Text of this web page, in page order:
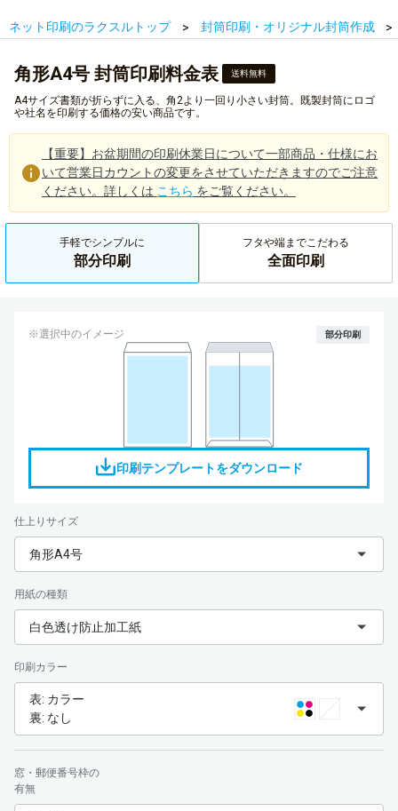
ネット印刷のラクスルトップ 封筒印刷・オリジナル封筒作成
角形A4号 封筒印刷料金表 送料無料
A4サイズ書類が折らずに入る、角2より一回り小さい封筒。既製封筒にロゴ
や社名を印刷する価格の安い商品です。
【重要】お盆期間の印刷休業日について一部商品・仕様にお
いて営業日カウントの変更をさせていただきますのでご注意
ください。詳しくは こちら をご覧ください。
手軽でシンプルに
部分印刷
フタや端までこだわる
全面印刷
※選択中のイメージ
印刷テンプレートをダウンロード
部分印刷
仕上りサイズ
角形A4号
用紙の種類
白色透け防止加工紙
印刷カラー
表: カラー
裏: なし
窓・郵便番号枠の
有無